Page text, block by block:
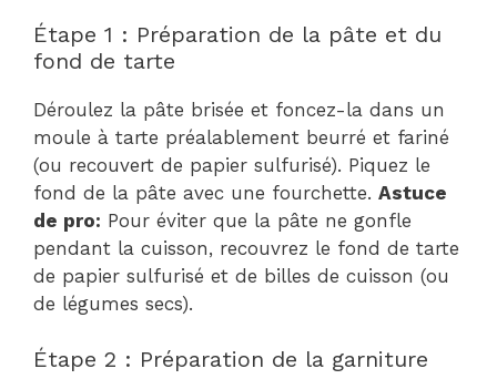
Étape 1 : Préparation de la pâte et du
fond de tarte
Déroulez la pâte brisée et foncez-la dans un
moule à tarte préalablement beurré et fariné
(ou recouvert de papier sulfurisé). Piquez le
fond de la pâte avec une fourchette. Astuce
de pro: Pour éviter que la pâte ne gonfle
pendant la cuisson, recouvrez le fond de tarte
de papier sulfurisé et de billes de cuisson (ou
de légumes secs).
Étape 2 : Préparation de la garniture